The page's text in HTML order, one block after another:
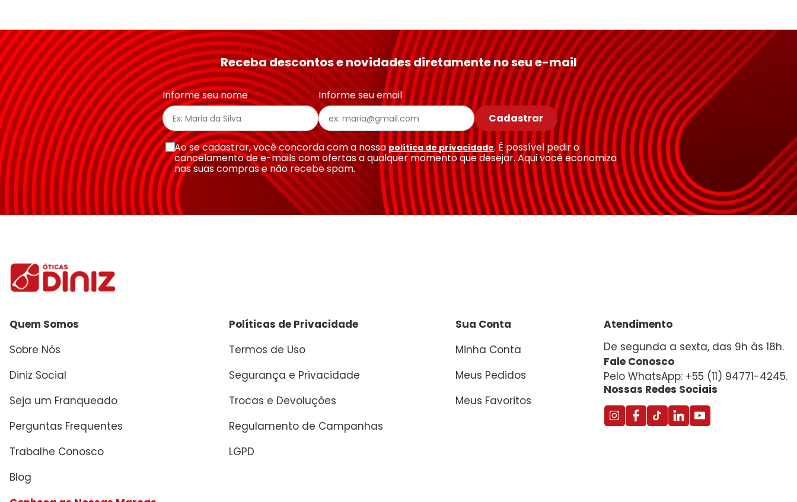
★★★★★
Seu nome
Endereço de email
Escreva uma avaliação
Receba descontos e novidades diretamente no seu e-mail
Informe seu nome
Informe seu email
Cadastrar
Ao se cadastrar, você concorda com a nossa política de privacidade. É possível pedir o
cancelamento de e-mails com ofertas a qualquer momento que desejar. Aqui você economiza
nas suas compras e não recebe spam.
Quem Somos
Sobre Nós
Diniz Social
Seja um Franqueado
Perguntas Frequentes
Trabalhe Conosco
Blog
Políticas de Privacidade
Termos de Uso
Segurança e Privacidade
Trocas e Devoluções
Regulamento de Campanhas
LGPD
Sua Conta
Minha Conta
Meus Pedidos
Meus Favoritos
Atendimento
De segunda a sexta, das 9h às 18h.
Fale Conosco
Pelo WhatsApp: +55 (11) 94771-4245.
Nossas Redes Sociais